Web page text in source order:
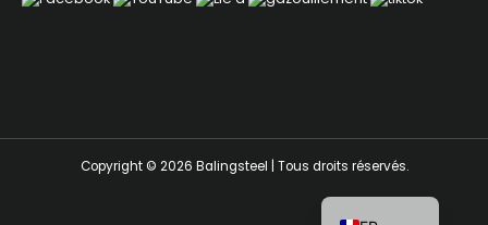
Copyright © 2026 Balingsteel | Tous droits réservés.
KO